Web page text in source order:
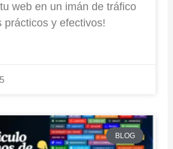
web en un imán de tráfico
prácticos y efectivos!
BLOG